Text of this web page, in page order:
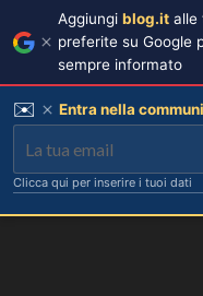
Aggiungi blog.it alle
preferite su Google
sempre informato
✉️ Entra nella
Clicca qui per inserire i tuoi dati